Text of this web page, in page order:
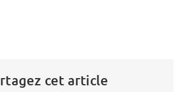
cet article